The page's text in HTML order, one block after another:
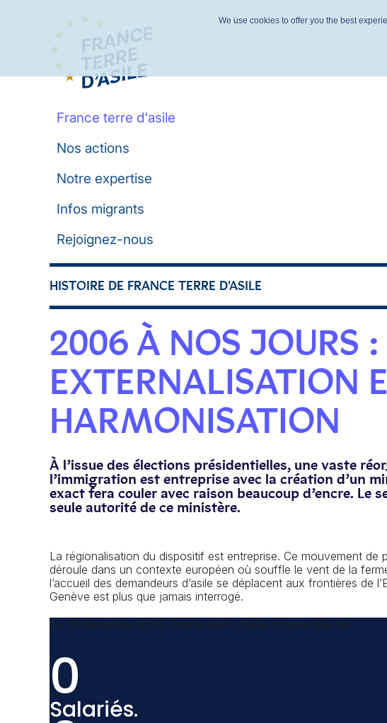
France terre d'asile
Nos actions
Notre expertise
Infos migrants
Rejoignez-nous
HISTOIRE DE FRANCE TERRE D'ASILE
2006 À NOS JOURS :
EXTERNALISATION
HARMONISATION
À l’issue des élections présidentielles, une vaste
l’immigration est entreprise avec la création d’un
exact fera couler avec raison beaucoup d’encre. Le
seule autorité de ce ministère.
La régionalisation du dispositif est entreprise. Ce mouvement de
déroule dans un contexte européen où souffle le vent de la
l’accueil des demandeurs d’asile se déplacent aux frontières de
Genève est plus que jamais interrogé.
Au 31 décembre 2023, France terre d’asile compte plus de :
0
Salariés.
We use cookies to offer you the best